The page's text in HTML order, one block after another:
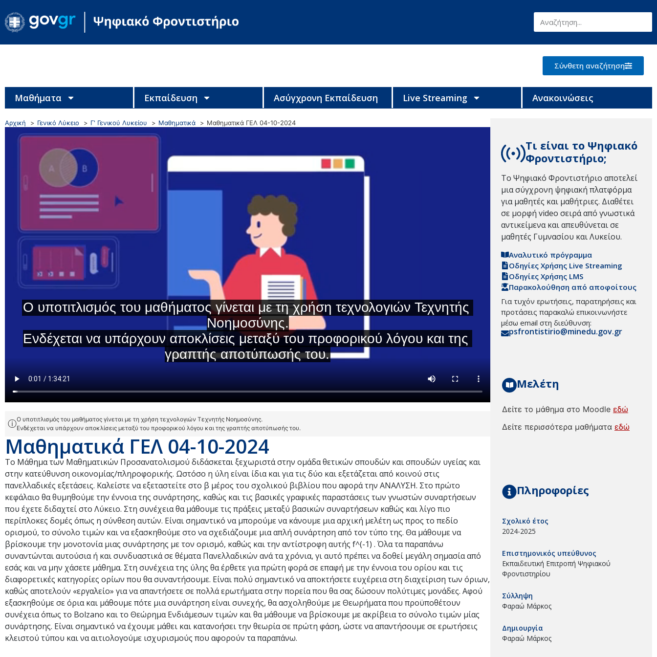
Σύνθετη αναζήτηση
Μαθήματα Εκπαίδευση Ασύγχρονη Εκπαίδευση Live Streaming Ανακοινώσεις
Αρχική Γενικό Λύκειο Γ' Γενικού Λυκείου Μαθηματικά Μαθηματικά ΓΕΛ 04-10-2024
ⓘΟ υποτιτλισμός του μαθήματος γίνεται με τη χρήση τεχνολογιών Τεχνητής Νοημοσύνης.
Ενδέχεται να υπάρχουν αποκλίσεις μεταξύ του προφορικού λόγου και της γραπτής αποτύπωσής του.
Μαθηματικά ΓΕΛ 04-10-2024
Το Μάθημα των Μαθηματικών Προσανατολισμού διδάσκεται ξεχωριστά στην ομάδα θετικών σπουδών και σπουδών υγείας και
στην κατεύθυνση οικονομίας/πληροφορικής. Ωστόσο η ύλη είναι ίδια και για τις δύο και εξετάζεται από κοινού στις
πανελλαδικές εξετάσεις. Καλείστε να εξεταστείτε στο β μέρος του σχολικού βιβλίου που αφορά την ΑΝΑΛΥΣΗ. Στο πρώτο
κεφάλαιο θα θυμηθούμε την έννοια της συνάρτησης, καθώς και τις βασικές γραφικές παραστάσεις των γνωστών συναρτήσεων
που έχετε διδαχτεί στο Λύκειο. Στη συνέχεια θα μάθουμε τις πράξεις μεταξύ βασικών συναρτήσεων καθώς και λίγο πιο
περίπλοκες δομές όπως η σύνθεση αυτών. Είναι σημαντικό να μπορούμε να κάνουμε μια αρχική μελέτη ως προς το πεδίο
ορισμού, το σύνολο τιμών και να εξασκηθούμε στο να σχεδιάζουμε μια απλή συνάρτηση από τον τύπο της. Θα μάθουμε να
βρίσκουμε την μονοτονία μιας συνάρτησης με τον ορισμό, καθώς και την αντίστροφη αυτής f^(-1) . Όλα τα παραπάνω
συναντώνται αυτούσια ή και συνδυαστικά σε θέματα Πανελλαδικών ανά τα χρόνια, γι αυτό πρέπει να δοθεί μεγάλη σημασία από
εσάς και να μην χάσετε μάθημα. Στη συνέχεια της ύλης θα έρθετε για πρώτη φορά σε επαφή με την έννοια του ορίου και τις
διαφορετικές κατηγορίες ορίων που θα συναντήσουμε. Είναι πολύ σημαντικό να αποκτήσετε ευχέρεια στη διαχείριση των όριων,
καθώς αποτελούν «εργαλείο» για να απαντήσετε σε πολλά ερωτήματα στην πορεία που θα σας δώσουν πολύτιμες μονάδες. Αφού
εξασκηθούμε σε όρια και μάθουμε πότε μια συνάρτηση είναι συνεχής, θα ασχοληθούμε με Θεωρήματα που προϋποθέτουν
συνέχεια όπως το Bolzano και το Θεώρημα Ενδιάμεσων τιμών και θα μάθουμε να βρίσκουμε με ακρίβεια το σύνολο τιμών μίας
συνάρτησης. Είναι σημαντικό να έχουμε μάθει και κατανοήσει την θεωρία σε πρώτη φάση, ώστε να απαντήσουμε σε ερωτήσεις
κλειστού τύπου και να αιτιολογούμε ισχυρισμούς που αφορούν τα παραπάνω.
Τι είναι το Ψηφιακό
Φροντιστήριο;
Το Ψηφιακό Φροντιστήριο αποτελεί
μια σύγχρονη ψηφιακή πλατφόρμα
για μαθητές και μαθήτριες. Διαθέτει
σε μορφή video σειρά από γνωστικά
αντικείμενα και απευθύνεται σε
μαθητές Γυμνασίου και Λυκείου.
Αναλυτικό πρόγραμμα
Οδηγίες Χρήσης Live Streaming
Οδηγίες Χρήσης LMS
Παρακολούθηση από αποφοίτους
Για τυχόν ερωτήσεις, παρατηρήσεις και
προτάσεις παρακαλώ επικοινωνήστε
μέσω email στη διεύθυνση:
psfrontistirio@minedu.gov.gr
Μελέτη
Δείτε το μάθημα στο Moodle εδώ
Δείτε περισσότερα μαθήματα εδώ
Πληροφορίες
Σχολικό έτος
2024-2025
Επιστημονικός υπεύθυνος
Εκπαιδευτική Επιτροπή Ψηφιακού
Φροντιστηρίου
Σύλληψη
Φαραώ Μάρκος
Δημιουργία
Φαραώ Μάρκος